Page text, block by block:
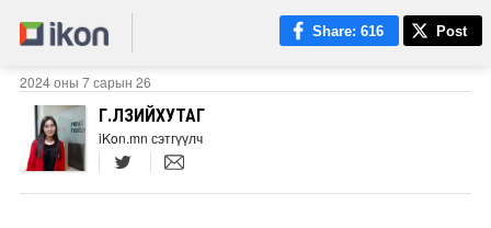
Share: 616 Post
2024 оны 7 сарын 26
Г.ӨЛЗИЙХУТАГ
iKon.mn сэтгүүлч